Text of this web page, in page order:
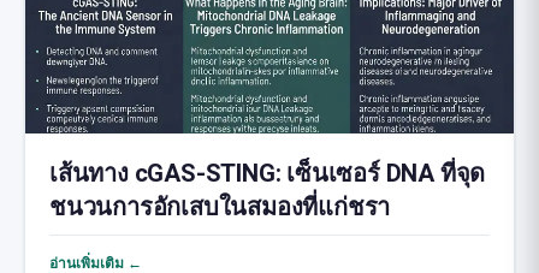
เส้นทาง cGAS-STING: เซ็นเซอร์ DNA ที่จุด
ชนวนการอักเสบในสมองที่แก่ชรา
อ่านเพิ่มเติม ←